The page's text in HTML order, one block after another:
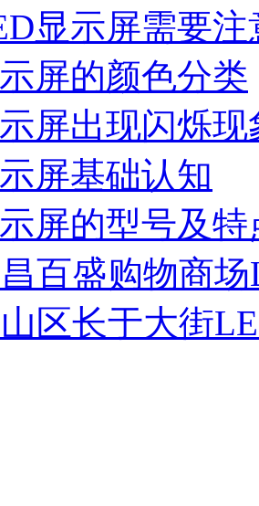
显示屏需要注
屏的颜色分类
屏出现闪烁现
屏基础认知
屏的型号及特
百盛购物商
区长于大街